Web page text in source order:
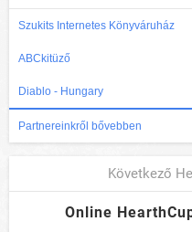
Szukits Internetes Könyváruház
ABCkitüző
Diablo - Hungary
Partnereinkről bővebben
Következő
Online